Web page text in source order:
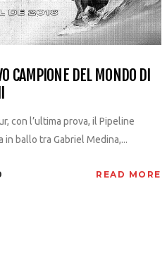
CAMPIONE DEL MONDO DI
con l’ultima prova, il Pipeline
ballo tra Gabriel Medina,...
READ MORE